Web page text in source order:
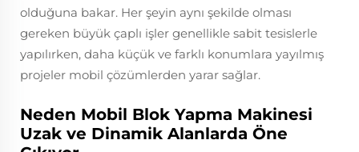
olduğuna bakar. Her şeyin aynı şekilde olması
gereken büyük çaplı işler genellikle sabit tesislerle
yapılırken, daha küçük ve farklı konumlara yayılmış
projeler mobil çözümlerden yarar sağlar.
Neden Mobil Blok Yapma Makinesi
Uzak ve Dinamik Alanlarda Öne